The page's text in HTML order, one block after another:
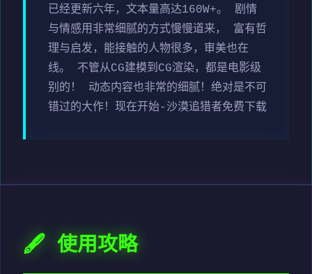
已经更新六年，文本量高达160W+。 剧情
与情感用非常细腻的方式慢慢道来， 富有哲
理与启发，能接触的人物很多，审美也在
线。 不管从CG建模到CG渲染，都是电影级
别的！ 动态内容也非常的细腻！绝对是不可
错过的大作！现在开始-沙漠追猎者免费下载
🖋️ 使用攻略